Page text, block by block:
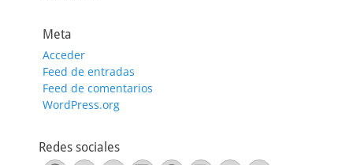
Meta
Acceder
Feed de entradas
Feed de comentarios
WordPress.org
Redes sociales